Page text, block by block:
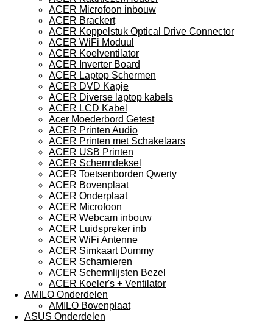
ACER Microfoon inbouw
ACER Brackert
ACER Koppelstuk Optical Drive Connector
ACER WiFi Moduul
ACER Koelventilator
ACER Inverter Board
ACER Laptop Schermen
ACER DVD Kapje
ACER Diverse laptop kabels
ACER LCD Kabel
Acer Moederbord Getest
ACER Printen Audio
ACER Printen met Schakelaars
ACER USB Printen
ACER Schermdeksel
ACER Toetsenborden Qwerty
ACER Bovenplaat
ACER Onderplaat
ACER Microfoon
ACER Webcam inbouw
ACER Luidspreker inb
ACER WiFi Antenne
ACER Simkaart Dummy
ACER Scharnieren
ACER Schermlijsten Bezel
ACER Koeler's + Ventilator
AMILO Onderdelen
AMILO Bovenplaat
ASUS Onderdelen